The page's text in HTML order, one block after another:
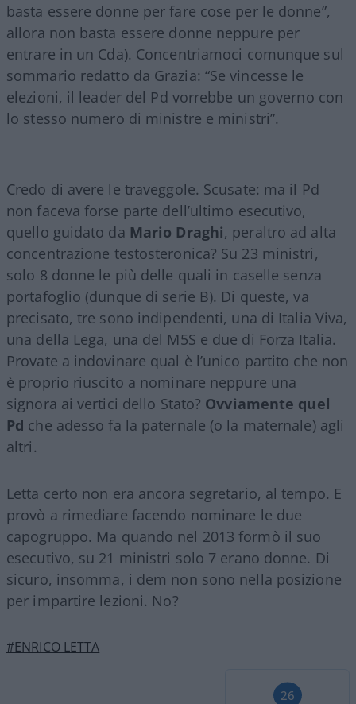
basta essere donne per fare cose per le donne”,
allora non basta essere donne neppure per
entrare in un Cda). Concentriamoci comunque sul
sommario redatto da Grazia: “Se vincesse le
elezioni, il leader del Pd vorrebbe un governo con
lo stesso numero di ministre e ministri”.
Credo di avere le traveggole. Scusate: ma il Pd
non faceva forse parte dell’ultimo esecutivo,
quello guidato da Mario Draghi, peraltro ad alta
concentrazione testosteronica? Su 23 ministri,
solo 8 donne le più delle quali in caselle senza
portafoglio (dunque di serie B). Di queste, va
precisato, tre sono indipendenti, una di Italia Viva,
una della Lega, una del M5S e due di Forza Italia.
Provate a indovinare qual è l’unico partito che non
è proprio riuscito a nominare neppure una
signora ai vertici dello Stato? Ovviamente quel
Pd che adesso fa la paternale (o la maternale) agli
altri.
Letta certo non era ancora segretario, al tempo. E
provò a rimediare facendo nominare le due
capogruppo. Ma quando nel 2013 formò il suo
esecutivo, su 21 ministri solo 7 erano donne. Di
sicuro, insomma, i dem non sono nella posizione
per impartire lezioni. No?
#ENRICO LETTA
26